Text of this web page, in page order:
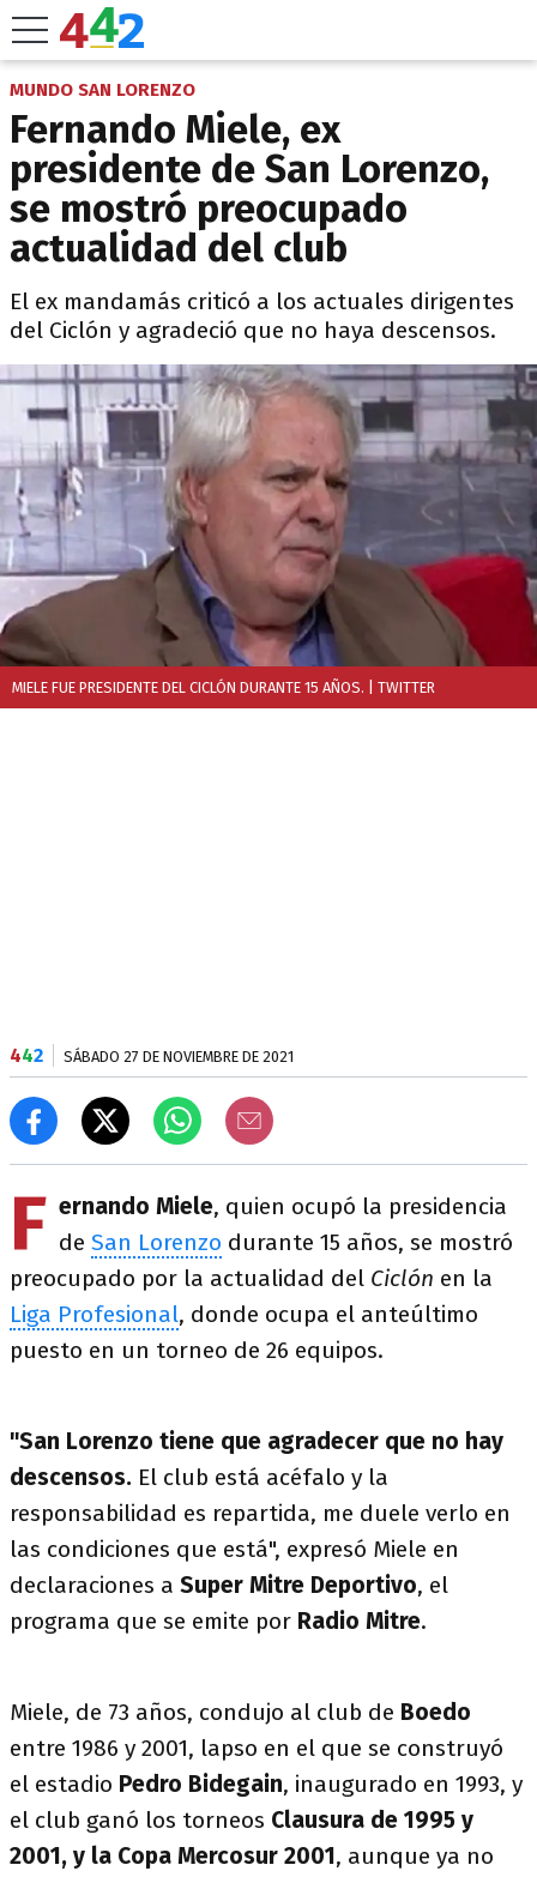
MUNDO SAN LORENZO
Fernando Miele, ex
presidente de San Lorenzo,
se mostró preocupado
actualidad del club
El ex mandamás criticó a los actuales dirigentes
del Ciclón y agradeció que no haya descensos.
MIELE FUE PRESIDENTE DEL CICLÓN DURANTE 15 AÑOS. | TWITTER
442 SÁBADO 27 DE NOVIEMBRE DE 2021
F ernando Miele, quien ocupó la presidencia
de San Lorenzo durante 15 años, se mostró
preocupado por la actualidad del Ciclón en la
Liga Profesional, donde ocupa el anteúltimo
puesto en un torneo de 26 equipos.
"San Lorenzo tiene que agradecer que no hay
descensos. El club está acéfalo y la
responsabilidad es repartida, me duele verlo en
las condiciones que está", expresó Miele en
declaraciones a Super Mitre Deportivo, el
programa que se emite por Radio Mitre.
Miele, de 73 años, condujo al club de Boedo
entre 1986 y 2001, lapso en el que se construyó
el estadio Pedro Bidegain, inaugurado en 1993, y
el club ganó los torneos Clausura de 1995 y
2001, y la Copa Mercosur 2001, aunque ya no